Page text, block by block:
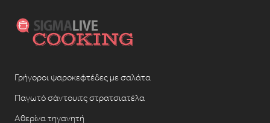
Γρήγοροι ψαροκεφτέδες με σαλάτα
Παγωτό σάντουιτς στρατσιατέλα
Αθερίνα τηγανητή